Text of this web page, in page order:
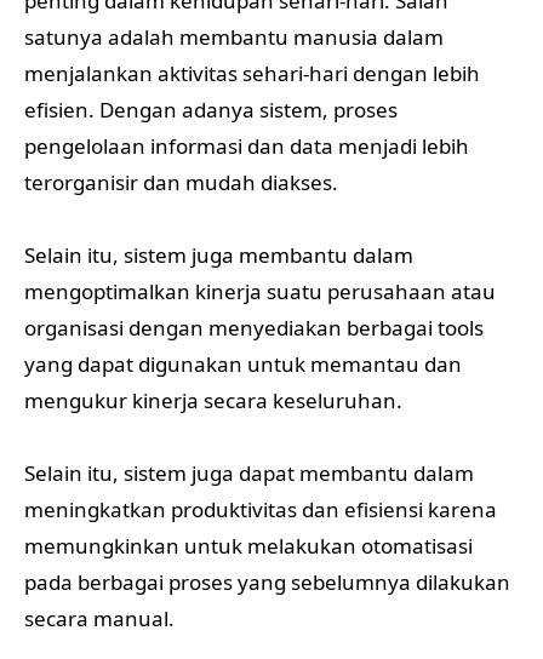
satunya adalah membantu manusia dalam
menjalankan aktivitas sehari-hari dengan lebih
efisien. Dengan adanya sistem, proses
pengelolaan informasi dan data menjadi lebih
terorganisir dan mudah diakses.
Selain itu, sistem juga membantu dalam
mengoptimalkan kinerja suatu perusahaan atau
organisasi dengan menyediakan berbagai tools
yang dapat digunakan untuk memantau dan
mengukur kinerja secara keseluruhan.
Selain itu, sistem juga dapat membantu dalam
meningkatkan produktivitas dan efisiensi karena
memungkinkan untuk melakukan otomatisasi
pada berbagai proses yang sebelumnya dilakukan
secara manual.